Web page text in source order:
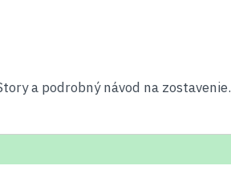
a podrobný návod na zostavenie.